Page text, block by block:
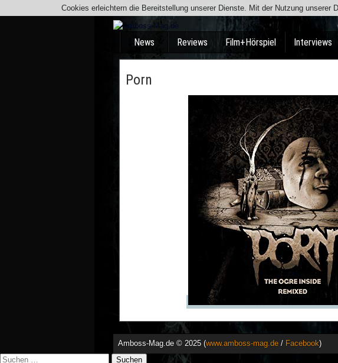
News Reviews Film+Hörspiel Interviews
Porn
Amboss-Mag.de © 2025 (www.amboss-mag.de / Facebook)
Cookies erleichtern die Bereitstellung unserer Dienste. Mit der Nutzung